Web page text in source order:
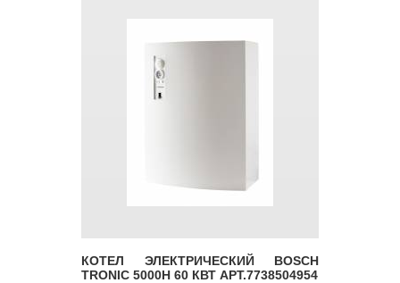
КОТЕЛ ЭЛЕКТРИЧЕСКИЙ BOSCH
TRONIC 5000H 60 КВТ АРТ.7738504954